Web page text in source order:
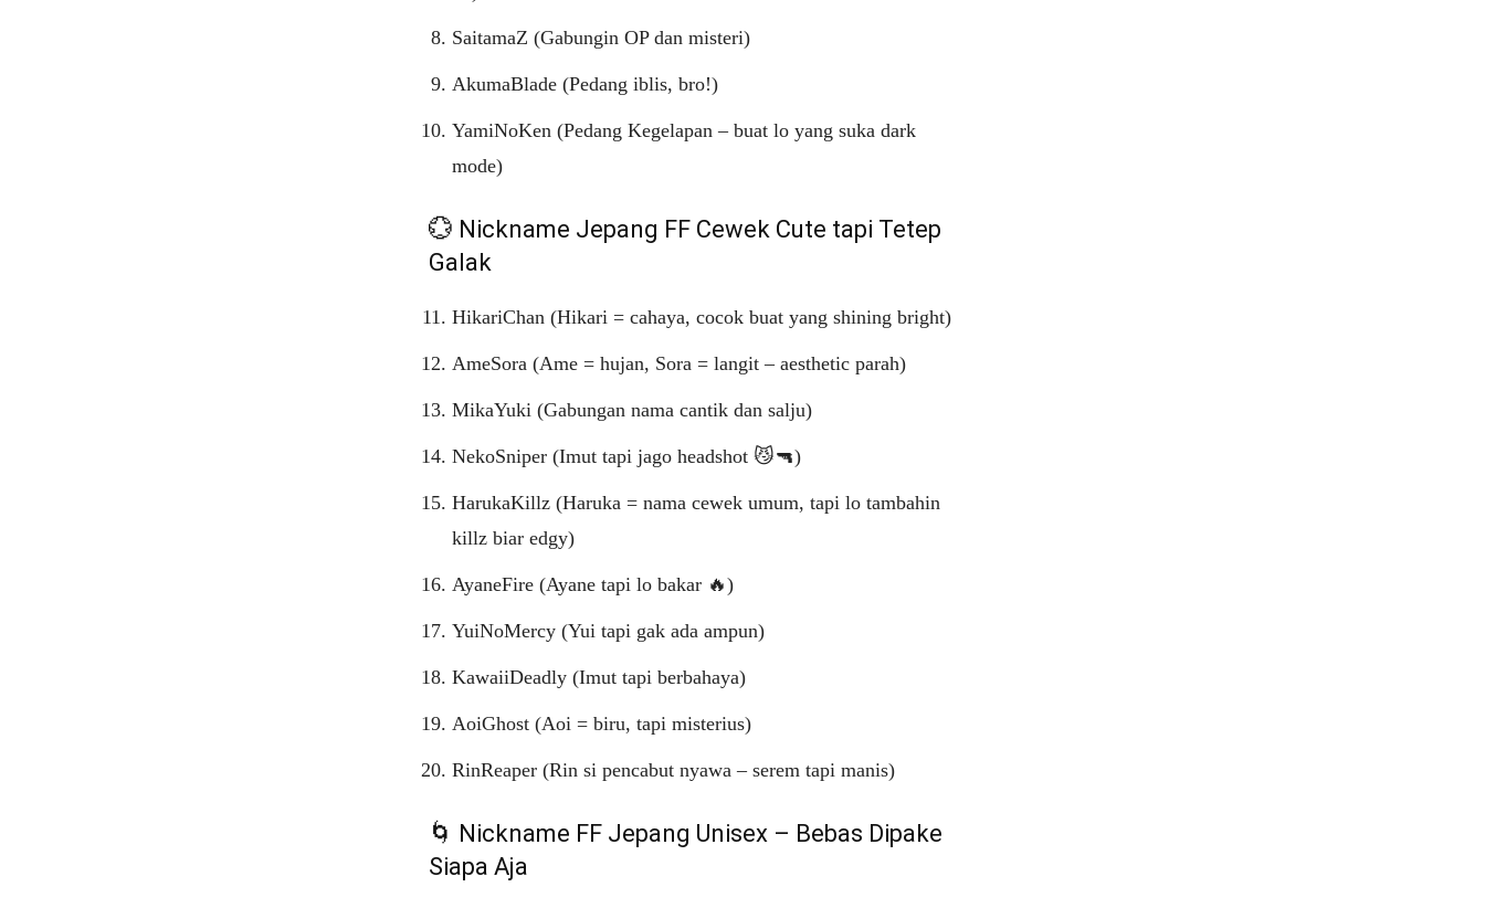
SaitamaZ (Gabungin OP dan misteri)
AkumaBlade (Pedang iblis, bro!)
YamiNoKen (Pedang Kegelapan – buat lo yang suka dark
mode)
💮 Nickname Jepang FF Cewek Cute tapi Tetep
Galak
HikariChan (Hikari = cahaya, cocok buat yang shining bright)
AmeSora (Ame = hujan, Sora = langit – aesthetic parah)
MikaYuki (Gabungan nama cantik dan salju)
NekoSniper (Imut tapi jago headshot 😼🔫)
HarukaKillz (Haruka = nama cewek umum, tapi lo tambahin
killz biar edgy)
AyaneFire (Ayane tapi lo bakar 🔥)
YuiNoMercy (Yui tapi gak ada ampun)
KawaiiDeadly (Imut tapi berbahaya)
AoiGhost (Aoi = biru, tapi misterius)
RinReaper (Rin si pencabut nyawa – serem tapi manis)
🌀 Nickname FF Jepang Unisex – Bebas Dipake
Siapa Aja